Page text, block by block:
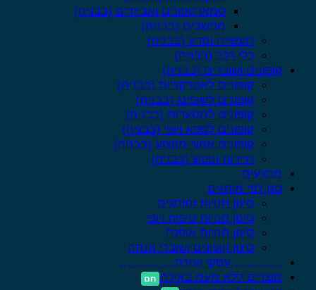
סמארטפונים ואביזרים (בבניה)
מחשבים (בבניה)
תעשייה ומדע (בבניה)
כלי רכב (בבניה)
קופונים ושוברים (בבניה)
קופונים לאטרקציות (בבניה)
קופונים לשופינג (בבניה)
קופונים למסעדות (בבניה)
קופונים לספא ויופי (בבניה)
קופונים אנשי מקצוע (בבניה)
תיירות ונופש (בבניה)
מבצעים
סנן לפי מותגים
סינון חנויות ומותגים
סינון חנויות טיפוח ויופי
סינון חנויות אופנה
סינון קופונים ושוברי הנחה
………….עסקי ועזרה…………..
מוצרים ללא מעמ באילת